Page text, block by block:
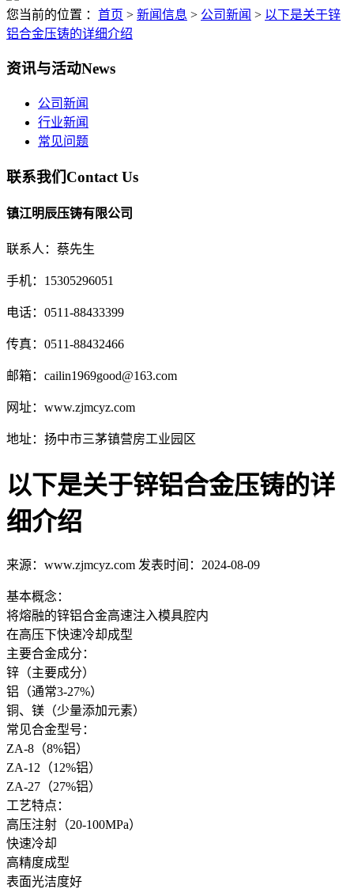
您当前的位置 ： 首页 > 新闻信息 > 公司新闻 > 以下是关于锌
铝合金压铸的详细介绍
资讯与活动News
公司新闻
行业新闻
常见问题
联系我们Contact Us
镇江明辰压铸有限公司
联系人：蔡先生
手机：15305296051
电话：0511-88433399
传真：0511-88432466
邮箱：cailin1969good@163.com
网址：www.zjmcyz.com
地址：扬中市三茅镇营房工业园区
以下是关于锌铝合金压铸的详
细介绍
来源：www.zjmcyz.com 发表时间：2024-08-09
基本概念：
将熔融的锌铝合金高速注入模具腔内
在高压下快速冷却成型
主要合金成分：
锌（主要成分）
铝（通常3-27%）
铜、镁（少量添加元素）
常见合金型号：
ZA-8（8%铝）
ZA-12（12%铝）
ZA-27（27%铝）
工艺特点：
高压注射（20-100MPa）
快速冷却
高精度成型
表面光洁度好